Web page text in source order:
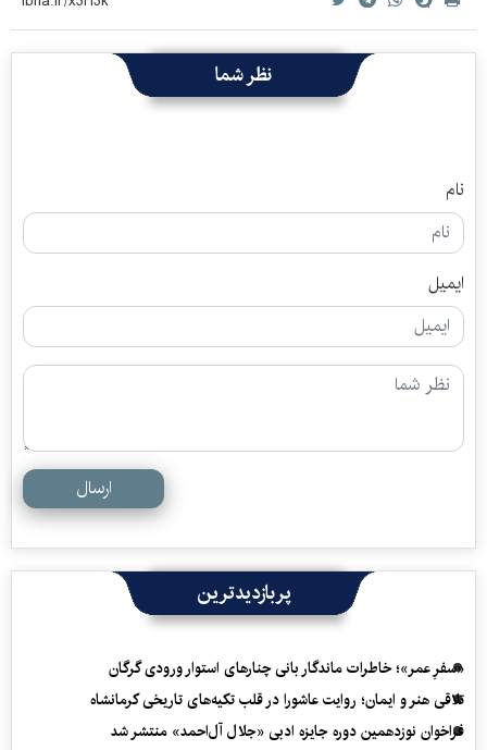
نظر شما
نام
ایمیل
ارسال
پربازدیدترین
«سفرِ عمر»؛ خاطرات ماندگار بانی چنارهای استوار ورودی گرگان
تلاقی هنر و ایمان؛ روایت عاشورا در قلب تکیه‌های تاریخی کرمانشاه
فراخوان نوزدهمین دوره جایزه ادبی «جلال آل‌احمد» منتشر شد